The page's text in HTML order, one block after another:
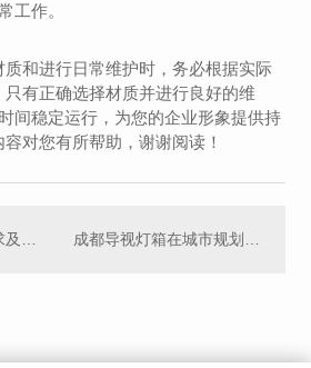
工作。
和进行日常维护时，务必根据实际
有正确选择材质并进行良好的维
间稳定运行，为您的企业形象提供持
对您有所帮助，谢谢阅读！